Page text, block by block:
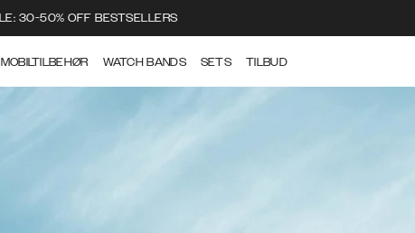
30-50% OFF BESTSELLERS
MOBILTILBEHØR WATCH BANDS SETS TILBUD